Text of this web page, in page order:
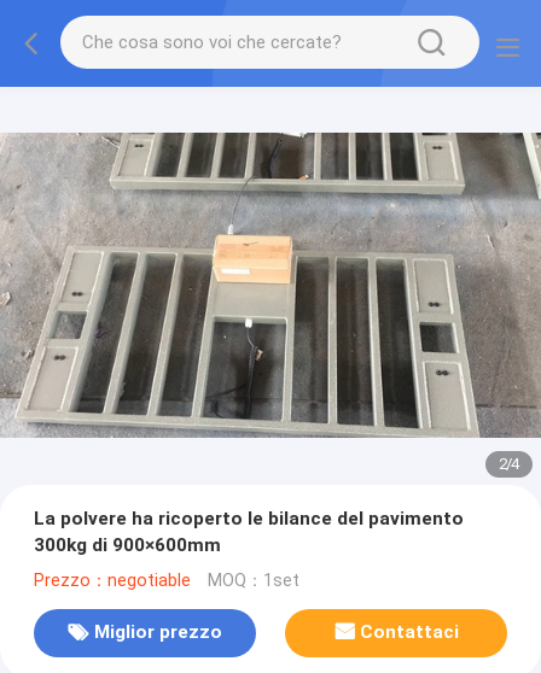
2/4
La polvere ha ricoperto le bilance del pavimento
300kg di 900×600mm
Prezzo：negotiable MOQ：1set
Miglior prezzo Contattaci